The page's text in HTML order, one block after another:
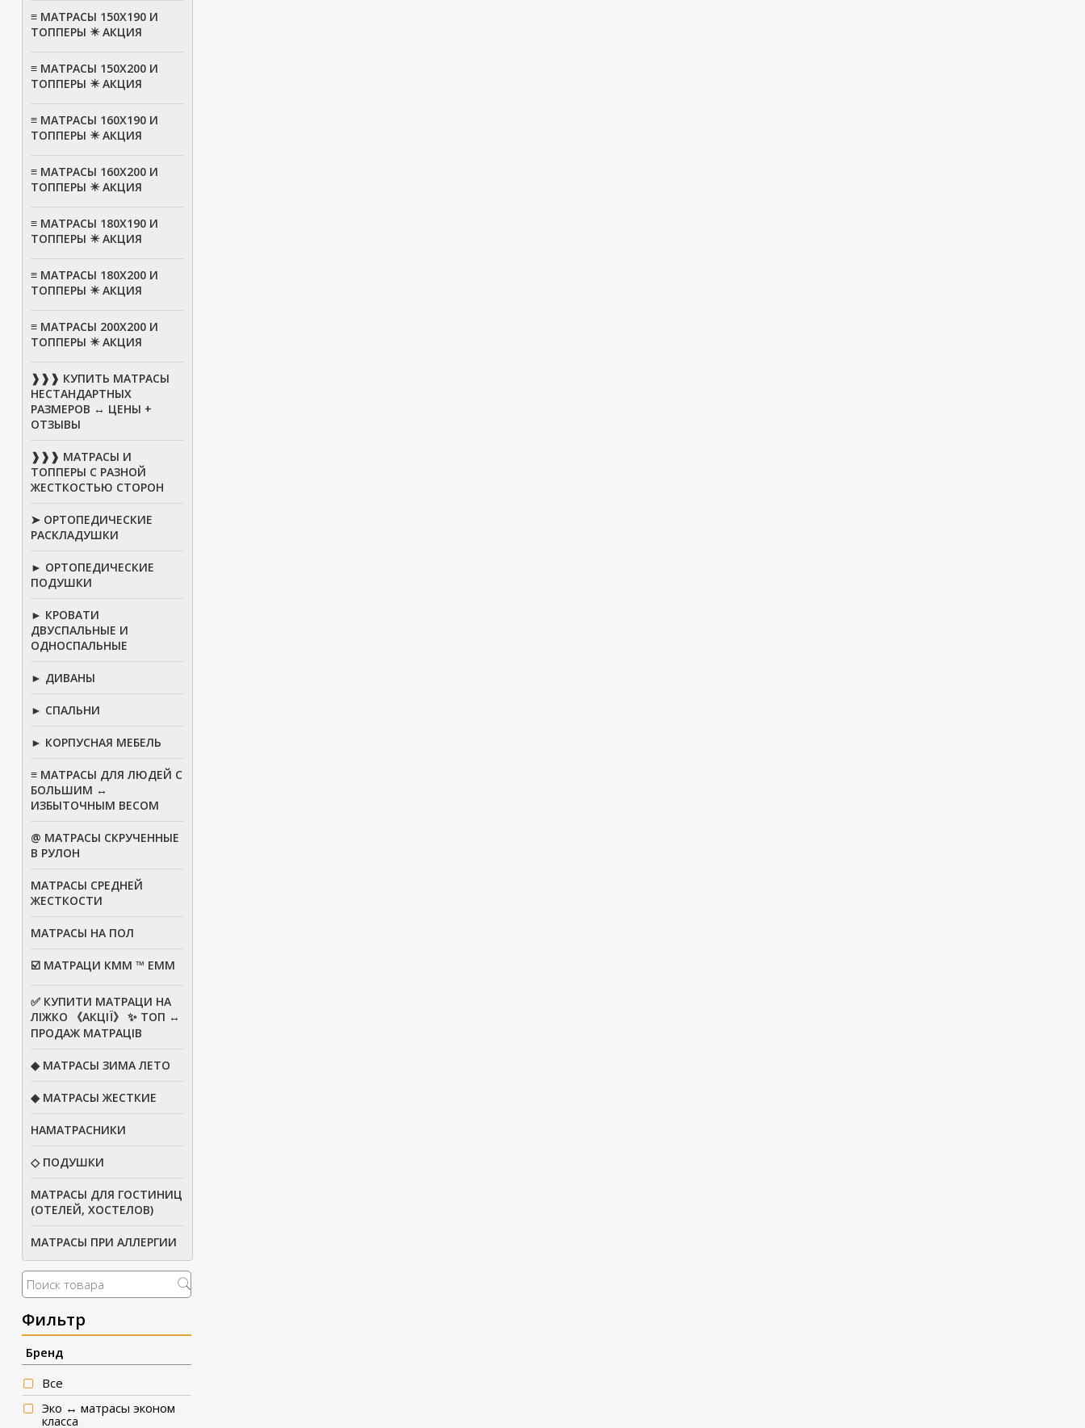
≡ МАТРАСЫ 150Х190 И
ТОППЕРЫ ✴️ АКЦИЯ
≡ МАТРАСЫ 150Х200 И
ТОППЕРЫ ✴️ АКЦИЯ
≡ МАТРАСЫ 160Х190 И
ТОППЕРЫ ✴️ АКЦИЯ
≡ МАТРАСЫ 160Х200 И
ТОППЕРЫ ✴️ АКЦИЯ
≡ МАТРАСЫ 180Х190 И
ТОППЕРЫ ✴️ АКЦИЯ
≡ МАТРАСЫ 180Х200 И
ТОППЕРЫ ✴️ АКЦИЯ
≡ МАТРАСЫ 200Х200 И
ТОППЕРЫ ✴️ АКЦИЯ
❱❱❱ КУПИТЬ МАТРАСЫ
НЕСТАНДАРТНЫХ
РАЗМЕРОВ ↔ ЦЕНЫ +
ОТЗЫВЫ
❱❱❱ МАТРАСЫ И
ТОППЕРЫ С РАЗНОЙ
ЖЕСТКОСТЬЮ СТОРОН
➤ ОРТОПЕДИЧЕСКИЕ
РАСКЛАДУШКИ
► ОРТОПЕДИЧЕСКИЕ
ПОДУШКИ
► КРОВАТИ
ДВУСПАЛЬНЫЕ И
ОДНОСПАЛЬНЫЕ
► ДИВАНЫ
► СПАЛЬНИ
► КОРПУСНАЯ МЕБЕЛЬ
≡ МАТРАСЫ ДЛЯ ЛЮДЕЙ С
БОЛЬШИМ ↔
ИЗБЫТОЧНЫМ ВЕСОМ
@ МАТРАСЫ СКРУЧЕННЫЕ
В РУЛОН
МАТРАСЫ СРЕДНЕЙ
ЖЕСТКОСТИ
МАТРАСЫ НА ПОЛ
☑️ МАТРАЦИ КММ ™ ЕММ
✅ КУПИТИ МАТРАЦИ НА
ЛІЖКО 《АКЦІЇ》 ✨ ТОП ↔
ПРОДАЖ МАТРАЦІВ
◆ МАТРАСЫ ЗИМА ЛЕТО
◆ МАТРАСЫ ЖЕСТКИЕ
НАМАТРАСНИКИ
◇ ПОДУШКИ
МАТРАСЫ ДЛЯ ГОСТИНИЦ
(ОТЕЛЕЙ, ХОСТЕЛОВ)
МАТРАСЫ ПРИ АЛЛЕРГИИ
Фильтр
Бренд
Все
Эко ↔ матрасы эконом
класса